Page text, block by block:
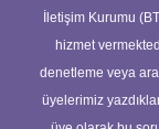
İletişim Kurumu
hizmet
denetleme veya
üyelerimiz